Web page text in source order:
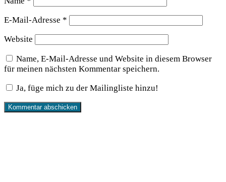
E-Mail-Adresse *
Website
Name, E-Mail-Adresse und Website in diesem Browser
für meinen nächsten Kommentar speichern.
Ja, füge mich zu der Mailingliste hinzu!